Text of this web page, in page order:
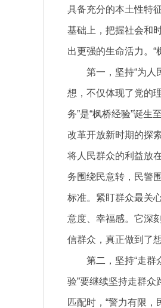
具备充分的本土性特
基础上，把握社会和
出更强的生命活力。“
第一，坚持“为人
想，不仅体现了党的
务”是“枫桥经验”诞生
改革开放新时期的探
将人民群众的利益放
务围绕民意转，民警
标准。紧盯群众最关
意度、幸福感。它深
信群众，真正做到了
第二，坚持“走群
验”要继续坚持走群
匹配时，“警力有限